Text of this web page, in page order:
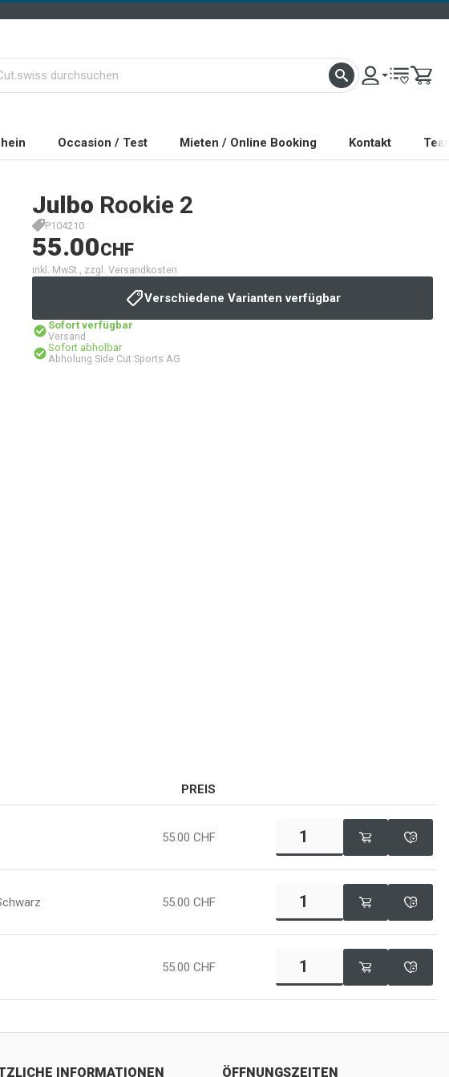
Occasion / Test Mieten / Online Booking Kontakt
Julbo Rookie 2
P104210
55.00CHF
inkl. MwSt., zzgl. Versandkosten
Verschiedene Varianten verfügbar
Sofort verfügbar
Versand
Sofort abholbar
Abholung Side Cut Sports AG
PREIS
55.00 CHF
55.00 CHF
55.00 CHF
INFORMATIONEN ÖFFNUNGSZEITEN